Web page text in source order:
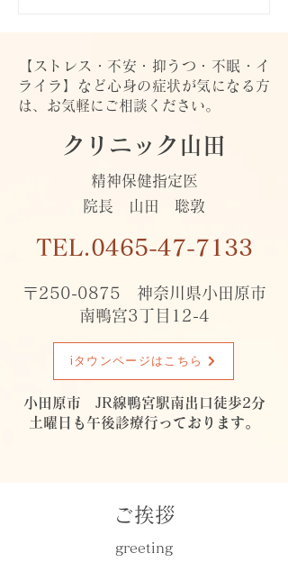
【ストレス・不安・抑うつ・不眠・イ
ライラ】など心身の症状が気になる方
は、お気軽にご相談ください。
クリニック山田
精神保健指定医
院長 山田 聡敦
TEL.0465-47-7133
〒250-0875 神奈川県小田原市
南鴨宮3丁目12-4
iタウンページはこちら
小田原市 JR線鴨宮駅南出口徒歩2分
土曜日も午後診療行っております。
ご挨拶
greeting